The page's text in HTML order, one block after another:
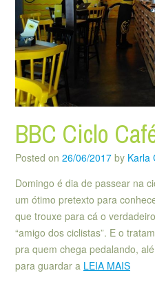
BBC Ciclo
Posted on 26/06/2017 by Karla
Domingo é dia de passear na
um ótimo pretexto para
que trouxe para cá o
“amigo dos ciclistas”. E o
pra quem chega pedalando,
para guardar a LEIA MAIS